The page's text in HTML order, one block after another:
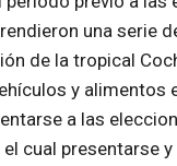
una serie
de la tropical
y alimentos
a las
el cual presentarse